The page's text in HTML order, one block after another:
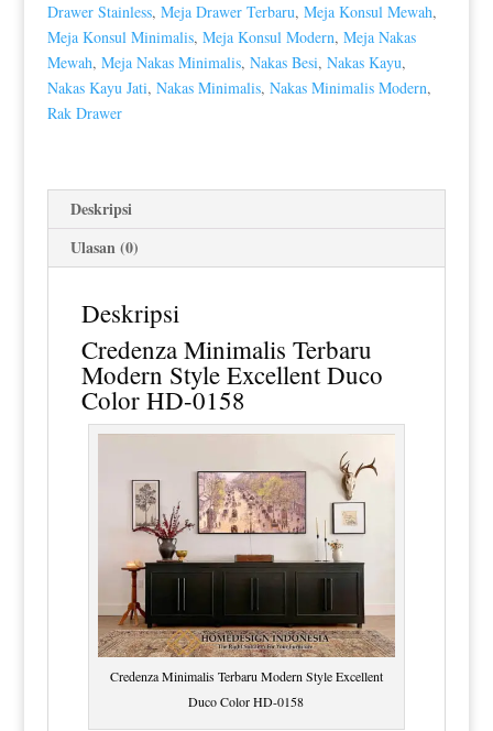
Drawer Stainless, Meja Drawer Terbaru, Meja Konsul Mewah,
Meja Konsul Minimalis, Meja Konsul Modern, Meja Nakas
Mewah, Meja Nakas Minimalis, Nakas Besi, Nakas Kayu,
Nakas Kayu Jati, Nakas Minimalis, Nakas Minimalis Modern,
Rak Drawer
Deskripsi
Ulasan (0)
Deskripsi
Credenza Minimalis Terbaru
Modern Style Excellent Duco
Color HD-0158
Credenza Minimalis Terbaru Modern Style Excellent
Duco Color HD-0158